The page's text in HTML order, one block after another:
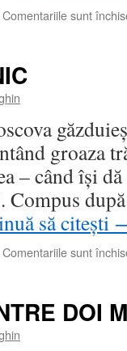
Comentariile sunt
groaza
– când îşi dă
să citești
Comentariile sunt
DOI